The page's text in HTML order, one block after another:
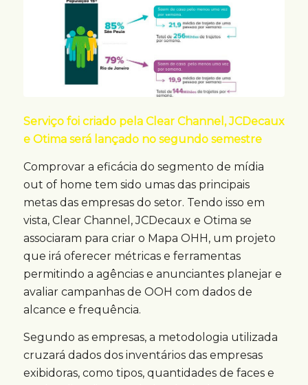
Serviço foi criado pela Clear Channel, JCDecaux
e Otima será lançado no segundo semestre
Comprovar a eficácia do segmento de mídia
out of home tem sido umas das principais
metas das empresas do setor. Tendo isso em
vista, Clear Channel, JCDecaux e Otima se
associaram para criar o Mapa OHH, um projeto
que irá oferecer métricas e ferramentas
permitindo a agências e anunciantes planejar e
avaliar campanhas de OOH com dados de
alcance e frequência.
Segundo as empresas, a metodologia utilizada
cruzará dados dos inventários das empresas
exibidoras, como tipos, quantidades de faces e